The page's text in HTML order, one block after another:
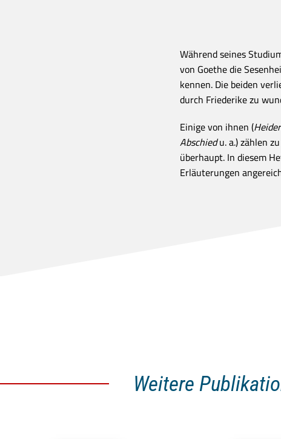
Während seines
von Goethe die
kennen. Die beiden
durch Friederike zu
Einige von ihnen (
Abschiedu. a.) zählen
überhaupt. In diesem
Erläuterungen
Weitere